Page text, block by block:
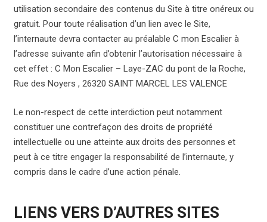
utilisation secondaire des contenus du Site à titre onéreux ou
gratuit. Pour toute réalisation d’un lien avec le Site,
l’internaute devra contacter au préalable C mon Escalier à
l’adresse suivante afin d’obtenir l’autorisation nécessaire à
cet effet : C Mon Escalier – Laye-ZAC du pont de la Roche,
Rue des Noyers , 26320 SAINT MARCEL LES VALENCE
Le non-respect de cette interdiction peut notamment
constituer une contrefaçon des droits de propriété
intellectuelle ou une atteinte aux droits des personnes et
peut à ce titre engager la responsabilité de l’internaute, y
compris dans le cadre d’une action pénale.
LIENS VERS D’AUTRES SITES